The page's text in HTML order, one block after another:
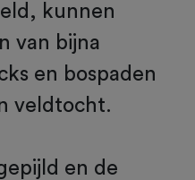
kunnen
van bijna
en bospaden
veldtocht.
en de